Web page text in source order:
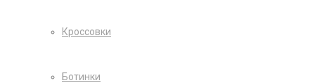
Кроссовки
Ботинки